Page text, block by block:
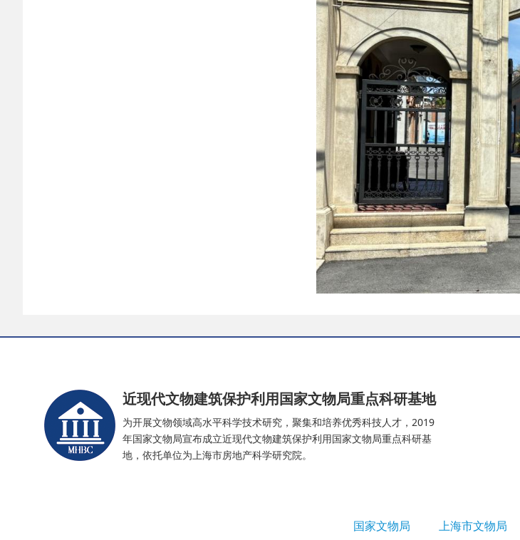
近现代文物建筑保护利用国家文物局重点科研基地
为开展文物领域高水平科学技术研究，聚集和培养优秀科技人才，2019
年国家文物局宣布成立近现代文物建筑保护利用国家文物局重点科研基
地，依托单位为上海市房地产科学研究院。
国家文物局 上海市文物局